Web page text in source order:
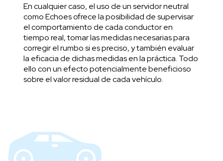
En cualquier caso, el uso de un servidor neutral
como Echoes ofrece la posibilidad de supervisar
el comportamiento de cada conductor en
tiempo real, tomar las medidas necesarias para
corregir el rumbo si es preciso, y también evaluar
la eficacia de dichas medidas en la práctica. Todo
ello con un efecto potencialmente beneficioso
sobre el valor residual de cada vehículo.